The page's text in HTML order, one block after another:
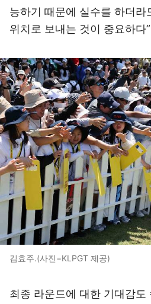
능하기 때문에 실수를 하더
위치로 보내는 것이 중요하다
김효주.(사진=KLPGT 제공)
최종 라운드에 대한 기대감도